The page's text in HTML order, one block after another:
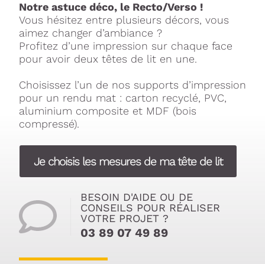
Notre astuce déco, le Recto/Verso !
Vous hésitez entre plusieurs décors, vous
aimez changer d’ambiance ?
Profitez d’une impression sur chaque face
pour avoir deux têtes de lit en une.
Choisissez l’un de nos supports d’impression
pour un rendu mat : carton recyclé, PVC,
aluminium composite et MDF (bois
compressé).
Je choisis les mesures de ma tête de lit
BESOIN D'AIDE OU DE
CONSEILS POUR RÉALISER
VOTRE PROJET ?
03 89 07 49 89